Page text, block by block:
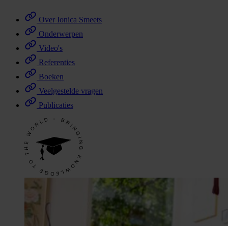
Over Ionica Smeets
Onderwerpen
Video's
Referenties
Boeken
Veelgestelde vragen
Publicaties